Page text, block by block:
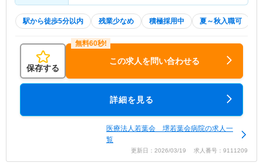
駅から徒歩5分以内 残業少なめ 積極採用中 夏～秋入職可
保存する
この求人を問い合わせる
詳細を見る
医療法人若葉会 堺若葉会病院の求人一
覧
更新日：2026/03/19 求人番号：9111209